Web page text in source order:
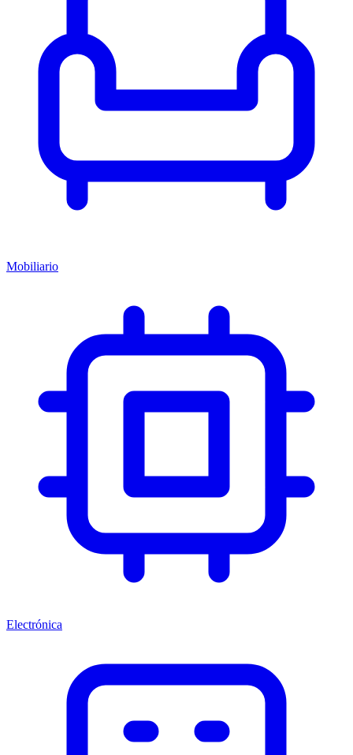
Mobiliario
Electrónica